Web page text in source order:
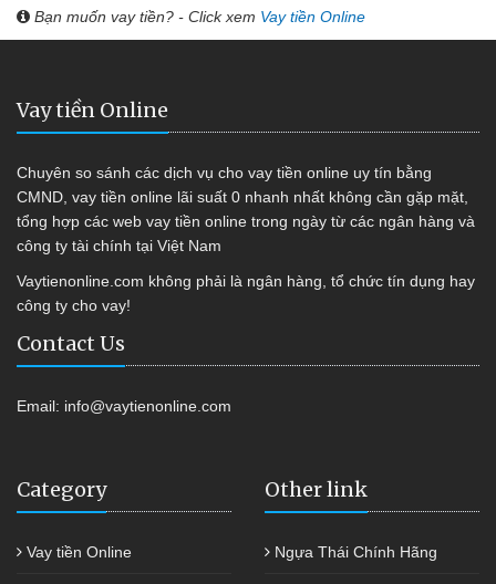
Bạn muốn vay tiền? - Click xem Vay tiền Online
Vay tiền Online
Chuyên so sánh các dịch vụ cho vay tiền online uy tín bằng
CMND, vay tiền online lãi suất 0 nhanh nhất không cần gặp mặt,
tổng hợp các web vay tiền online trong ngày từ các ngân hàng và
công ty tài chính tại Việt Nam
Vaytienonline.com không phải là ngân hàng, tổ chức tín dụng hay
công ty cho vay!
Contact Us
Email: info@vaytienonline.com
Category
Vay tiền Online
Other link
Ngựa Thái Chính Hãng